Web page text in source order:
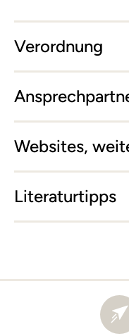
Verordnung
Websites,
Literaturtipps